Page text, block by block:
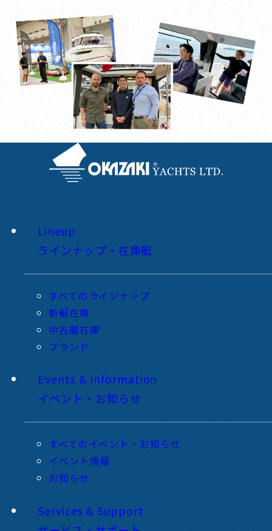
Lineup
ラインナップ・在庫艇
すべてのラインナップ
新艇在庫
中古艇在庫
ブランド
Events & Information
イベント・お知らせ
すべてのイベント・お知らせ
イベント情報
お知らせ
Services & Support